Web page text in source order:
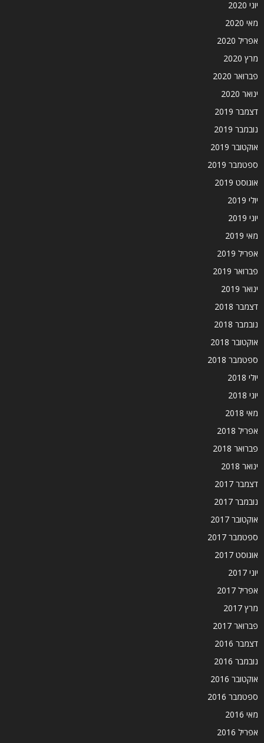
יוני 2020
מאי 2020
אפריל 2020
מרץ 2020
פברואר 2020
ינואר 2020
דצמבר 2019
נובמבר 2019
אוקטובר 2019
ספטמבר 2019
אוגוסט 2019
יולי 2019
יוני 2019
מאי 2019
אפריל 2019
פברואר 2019
ינואר 2019
דצמבר 2018
נובמבר 2018
אוקטובר 2018
ספטמבר 2018
יולי 2018
יוני 2018
מאי 2018
אפריל 2018
פברואר 2018
ינואר 2018
דצמבר 2017
נובמבר 2017
אוקטובר 2017
ספטמבר 2017
אוגוסט 2017
יוני 2017
אפריל 2017
מרץ 2017
פברואר 2017
דצמבר 2016
נובמבר 2016
אוקטובר 2016
ספטמבר 2016
מאי 2016
אפריל 2016